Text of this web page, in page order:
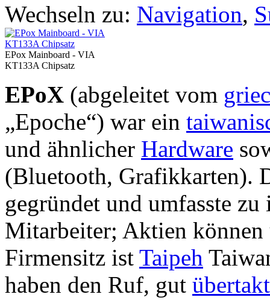
Wechseln zu: Navigation,
EPox Mainboard - VIA
KT133A Chipsatz
EPoX (abgeleitet vom
„Epoche“) war ein
und ähnlicher Hardware
(Bluetooth, Grafikkarten).
gegründet und umfasste
Mitarbeiter; Aktien
Firmensitz ist Taipeh
haben den Ruf, gut